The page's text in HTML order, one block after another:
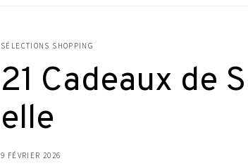
SÉLECTIONS SHOPPING
21 Cadeaux de
elle
9 FÉVRIER 2026